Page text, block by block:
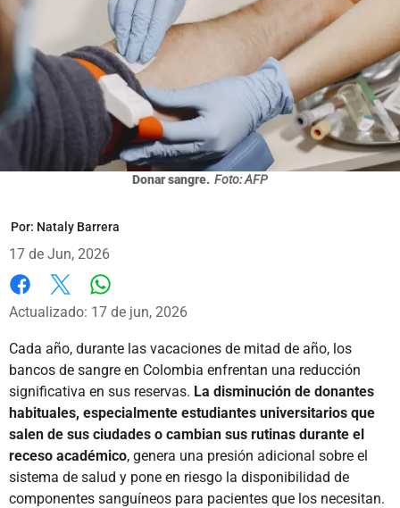
Donar sangre. Foto: AFP
Por: Nataly Barrera
17 de Jun, 2026
Facebook
X
Actualizado: 17 de jun, 2026
Cada año, durante las vacaciones de mitad de año, los
bancos de sangre en Colombia enfrentan una reducción
significativa en sus reservas. La disminución de donantes
habituales, especialmente estudiantes universitarios que
salen de sus ciudades o cambian sus rutinas durante el
receso académico, genera una presión adicional sobre el
sistema de salud y pone en riesgo la disponibilidad de
componentes sanguíneos para pacientes que los necesitan.